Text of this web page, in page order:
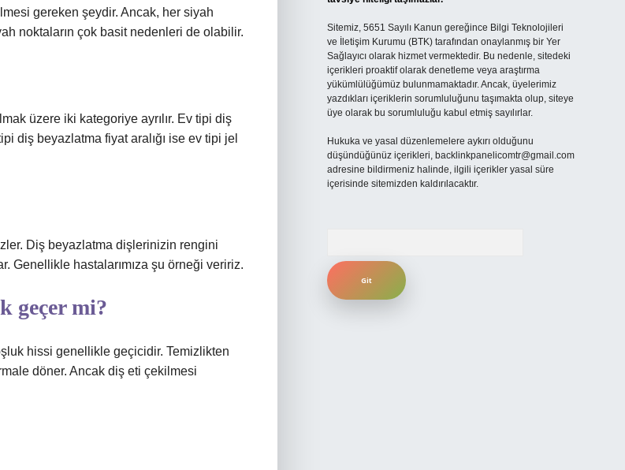
gereken şeydir. Ancak, her siyah
noktaların çok basit nedenleri de olabilir.
üzere iki kategoriye ayrılır. Ev tipi diş
diş beyazlatma fiyat aralığı ise ev tipi jel
Diş beyazlatma dişlerinizin rengini
Genellikle hastalarımıza şu örneği veririz.
geçer mi?
hissi genellikle geçicidir. Temizlikten
döner. Ancak diş eti çekilmesi
Sitemiz, 5651 Sayılı Kanun gereğince Bilgi Teknolojileri
ve İletişim Kurumu (BTK) tarafından onaylanmış bir Yer
Sağlayıcı olarak hizmet vermektedir. Bu nedenle, sitedeki
içerikleri proaktif olarak denetleme veya araştırma
yükümlülüğümüz bulunmamaktadır. Ancak, üyelerimiz
yazdıkları içeriklerin sorumluluğunu taşımakta olup, siteye
üye olarak bu sorumluluğu kabul etmiş sayılırlar.
Hukuka ve yasal düzenlemelere aykırı olduğunu
düşündüğünüz içerikleri, backlinkpanelicomtr@gmail.com
adresine bildirmeniz halinde, ilgili içerikler yasal süre
içerisinde sitemizden kaldırılacaktır.